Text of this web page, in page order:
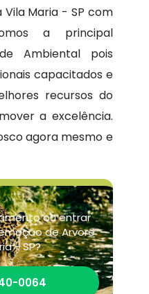
Maria - SP com
a principal
Ambiental pois
capacitados e
recursos do
a excelência.
agora mesmo e
ou entrar
de Arvore
- SP?
0064